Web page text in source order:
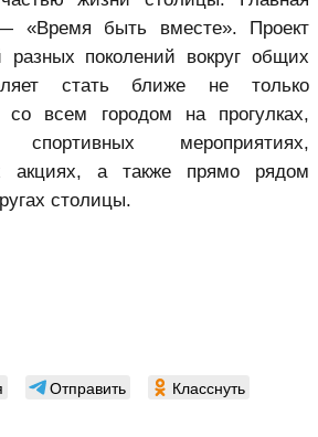
«Время быть вместе». Проект
поколений вокруг общих
стать ближе не только
всем городом на прогулках,
мероприятиях,
акциях, а также прямо рядом
столицы.
Отправить Класснуть